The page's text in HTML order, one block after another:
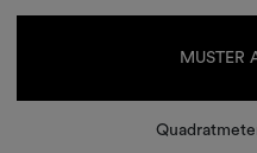
MUSTER